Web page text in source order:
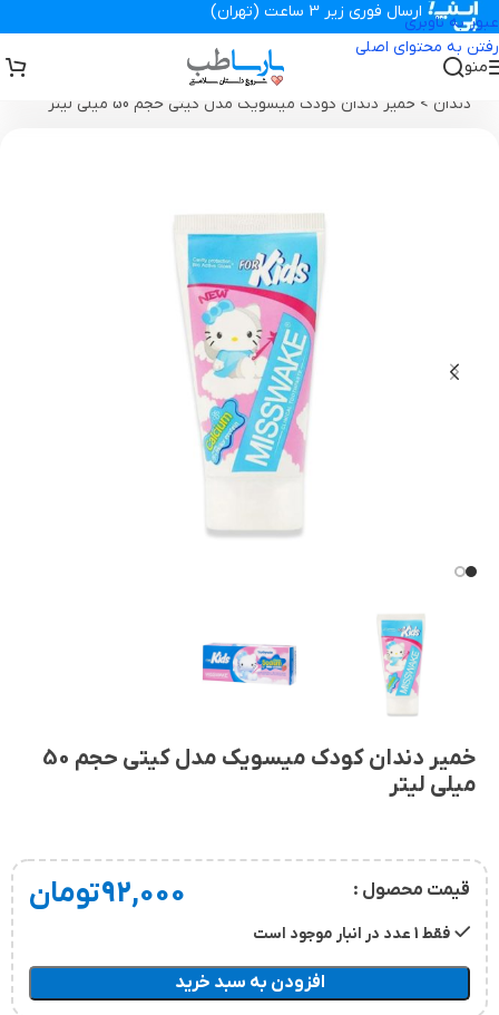
عبور به ناوبری
رفتن به محتوای اصلی
ارسال فوری زیر 3 ساعت (تهران)
منو
تجهیزات پزشکی پارساطب محصولات بهداشتی
دندان > خمیر دندان کودک میسویک مدل کیتی حجم 50 میلی لیتر
خمیر دندان کودک میسویک مدل کیتی حجم 50
میلی لیتر
قیمت محصول : 92,000تومان
فقط 1 عدد در انبار موجود است
افزودن به سبد خرید